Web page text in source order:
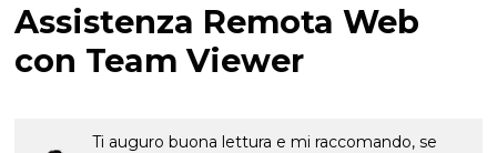
Assistenza Remota Web
con Team Viewer
Ti auguro buona lettura e mi raccomando, se